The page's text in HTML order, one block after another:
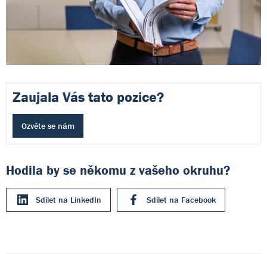
Zaujala Vás tato pozice?
Ozvěte se nám
Hodila by se někomu z vašeho okruhu?
Sdílet na LinkedIn Sdílet na Facebook